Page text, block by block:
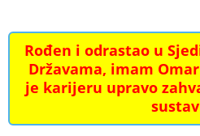
Rođen i odrastao u
Državama, imam
je karijeru upravo